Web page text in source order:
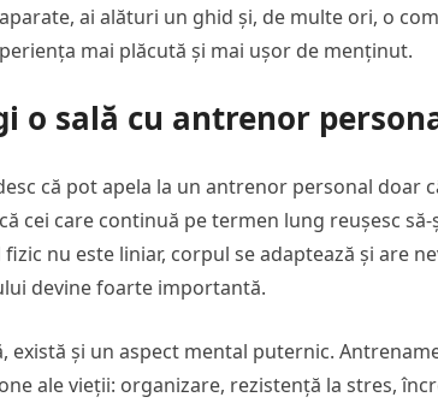
ai alături un ghid și, de multe ori, o
mai plăcută și mai ușor de menținut.
o sală cu antrenor
că pot apela la un antrenor personal doar
cei care continuă pe termen lung reușesc
nu este liniar, corpul se adaptează și are
devine foarte importantă.
există și un aspect mental puternic.
ale vieții: organizare, rezistență la stres,